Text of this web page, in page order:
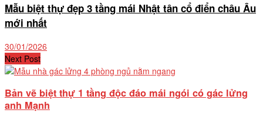
Mẫu biệt thự đẹp 3 tầng mái Nhật tân cổ điển châu Âu
mới nhất
30/01/2026
Next Post
Bản vẽ biệt thự 1 tầng độc đáo mái ngói có gác lửng
anh Mạnh